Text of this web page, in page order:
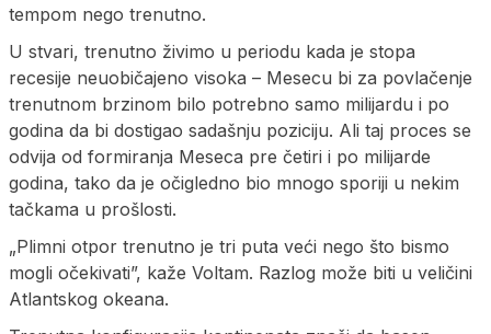
tempom nego trenutno.
U stvari, trenutno živimo u periodu kada je stopa
recesije neuobičajeno visoka – Mesecu bi za povlačenje
trenutnom brzinom bilo potrebno samo milijardu i po
godina da bi dostigao sadašnju poziciju. Ali taj proces se
odvija od formiranja Meseca pre četiri i po milijarde
godina, tako da je očigledno bio mnogo sporiji u nekim
tačkama u prošlosti.
„Plimni otpor trenutno je tri puta veći nego što bismo
mogli očekivati”, kaže Voltam. Razlog može biti u veličini
Atlantskog okeana.